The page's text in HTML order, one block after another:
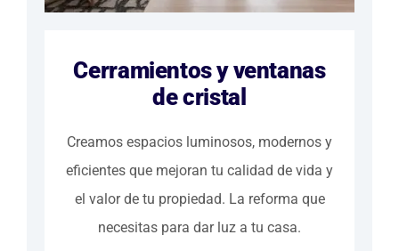
Cerramientos y ventanas
de cristal
Creamos espacios luminosos, modernos y
eficientes que mejoran tu calidad de vida y
el valor de tu propiedad. La reforma que
necesitas para dar luz a tu casa.